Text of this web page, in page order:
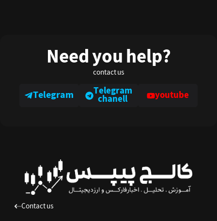
Need you help?
contact us
Telegram Telegram
chanell youtube
Contact us